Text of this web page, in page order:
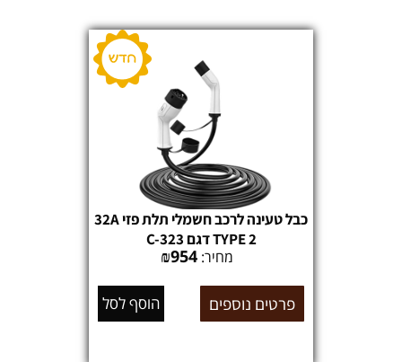
כבל טעינה לרכב חשמלי תלת פזי 32A
TYPE 2 דגם C-323
מחיר:
₪954
פרטים נוספים הוסף לסל